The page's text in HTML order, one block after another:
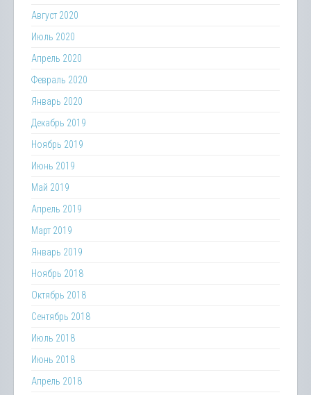
Август 2020
Июль 2020
Апрель 2020
Февраль 2020
Январь 2020
Декабрь 2019
Ноябрь 2019
Июнь 2019
Май 2019
Апрель 2019
Март 2019
Январь 2019
Ноябрь 2018
Октябрь 2018
Сентябрь 2018
Июль 2018
Июнь 2018
Апрель 2018